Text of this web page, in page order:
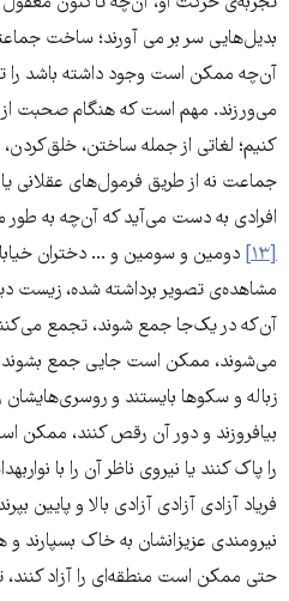
بدیل‌هایی سر بر می آورند؛ ساخت
آن‌چه ممکن است وجود داشته باشد
می‌ورزند. مهم است که هنگام صحبت از
کنیم؛ لغاتی از جمله ساختن،
جماعت نه از طریق فرمول‌های عقلانی
افرادی به دست می‌آید که آن‌چه به طور
[۱۳]
دومین و سومین و ... دختران
مشاهده‌ی تصویر برداشته شده، زیست
آن‌که در یک‌جا جمع شوند، تجمع
می‌شوند، ممکن است جایی جمع
زباله و سکوها بایستند و
بیافروزند و دور آن رقص کنند، ممکن
را پاک کنند یا نیروی ناظر آن را با
فریاد آزادی آزادی آزادی بالا و پایین
نیرومندی عزیزانشان به خاک بسپارند و
حتی ممکن است منطقه‌ای را آزاد کنند،